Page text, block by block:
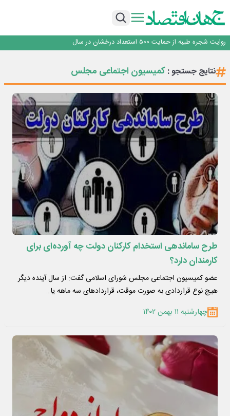
کنترل و ماژول وایرلس بومی‌سازی شده جرثقیل‌های فولاد هرمزگان، جایگزین نمونه
خارجی
خدمت رسانی بیمه دی با تکیه بر تحول دیجیتال همراه با افزایش کیفیت ، این
روایت شجره طیبه از حمایت ۵۰۰ استعداد درخشان در سال
با آزمون موفقیت‌آمیز بیش از یک سال بهره‌برداری و بدون خرابی حاصل شد؛ ریموت
کنترل و ماژول وایرلس بومی‌سازی شده جرثقیل‌های فولاد هرمزگان، جایگزین نمونه
خارجی
خدمت رسانی بیمه دی با تکیه بر تحول دیجیتال همراه با افزایش کیفیت ، این
نتایج جستجو :کمیسیون اجتماعی مجلس
طرح ساماندهی استخدام کارکنان دولت چه آورده‌ای برای
کارمندان دارد؟
عضو کمیسیون اجتماعی مجلس شورای اسلامی گفت: از سال آینده دیگر
هیچ نوع قراردادی به صورت موقت، قراردادهای سه ماهه یا…
چهارشنبه ۱۱ بهمن ۱۴۰۲